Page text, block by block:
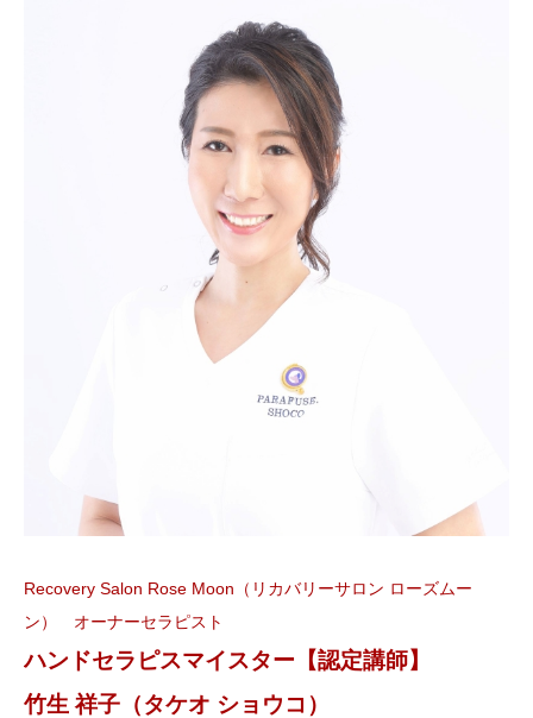
Recovery Salon Rose Moon（リカバリーサロン ローズムー
ン） オーナーセラピスト
ハンドセラピスマイスター【認定講師】
竹生 祥子（タケオ ショウコ）